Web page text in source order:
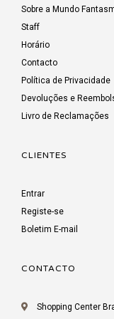
Sobre a Mundo
Staff
Horário
Contacto
Política de Privacidade
Devoluções e
Livro de Reclamações
CLIENTES
Entrar
Registe-se
Boletim E-mail
CONTACTO
Shopping Center